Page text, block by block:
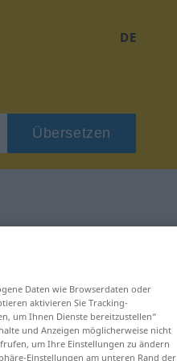
DE
Übersetzen
Daten wie Browserdaten oder
aktivieren Sie Tracking-
um Ihnen Dienste bereitzustellen“
und Anzeigen möglicherweise nicht
um Ihre Einstellungen zu ändern
Einstellungen am unteren Rand der